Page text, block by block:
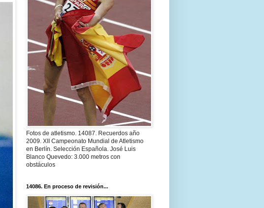
Fotos de atletismo. 14087. Recuerdos año
2009. XII Campeonato Mundial de Atletismo
en Berlín. Selección Española. José Luis
Blanco Quevedo: 3.000 metros con
obstáculos
14086. En proceso de revisión...